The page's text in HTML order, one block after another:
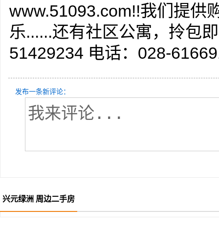
www.51093.com!!我们提供
乐......还有社区公寓，拎包
51429234 电话：028-
发布一条新评论：
兴元绿洲 周边二手房